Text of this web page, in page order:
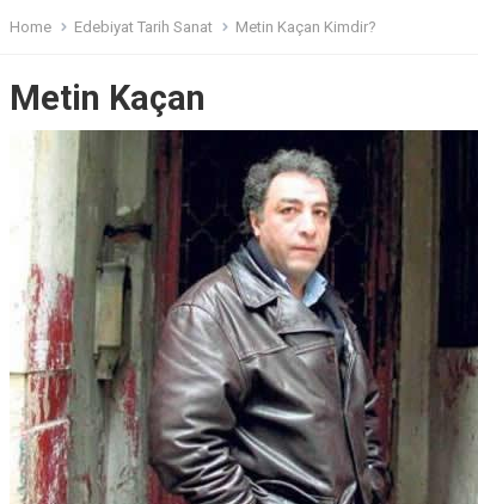
Home Edebiyat Tarih Sanat Metin Kaçan Kimdir?
Metin Kaçan